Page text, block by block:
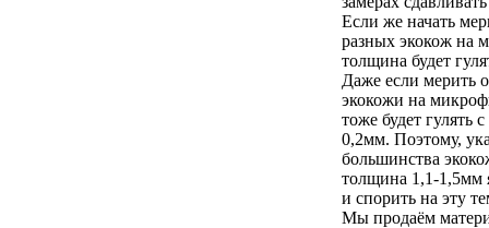
Если же начать
разных экокож на
толщина будет
Даже если мерить
экокожи на
тоже будет гулять
0,2мм. Поэтому,
большинства
толщина 1,1-1,5мм
и спорить на эту
Мы продаём